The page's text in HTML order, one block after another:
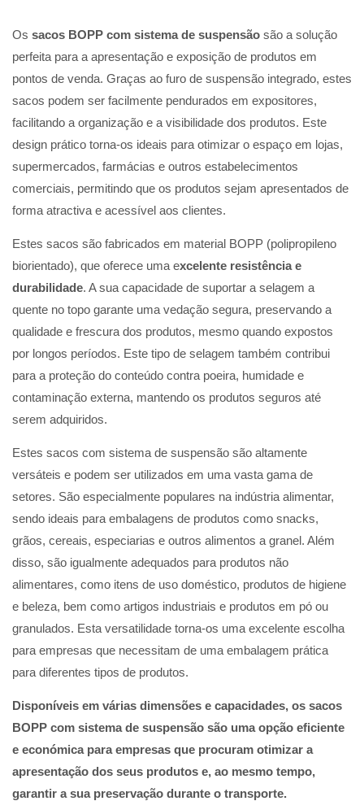
Os sacos BOPP com sistema de suspensão são a solução
perfeita para a apresentação e exposição de produtos em
pontos de venda. Graças ao furo de suspensão integrado, estes
sacos podem ser facilmente pendurados em expositores,
facilitando a organização e a visibilidade dos produtos. Este
design prático torna-os ideais para otimizar o espaço em lojas,
supermercados, farmácias e outros estabelecimentos
comerciais, permitindo que os produtos sejam apresentados de
forma atractiva e acessível aos clientes.
Estes sacos são fabricados em material BOPP (polipropileno
biorientado), que oferece uma excelente resistência e
durabilidade. A sua capacidade de suportar a selagem a
quente no topo garante uma vedação segura, preservando a
qualidade e frescura dos produtos, mesmo quando expostos
por longos períodos. Este tipo de selagem também contribui
para a proteção do conteúdo contra poeira, humidade e
contaminação externa, mantendo os produtos seguros até
serem adquiridos.
Estes sacos com sistema de suspensão são altamente
versáteis e podem ser utilizados em uma vasta gama de
setores. São especialmente populares na indústria alimentar,
sendo ideais para embalagens de produtos como snacks,
grãos, cereais, especiarias e outros alimentos a granel. Além
disso, são igualmente adequados para produtos não
alimentares, como itens de uso doméstico, produtos de higiene
e beleza, bem como artigos industriais e produtos em pó ou
granulados. Esta versatilidade torna-os uma excelente escolha
para empresas que necessitam de uma embalagem prática
para diferentes tipos de produtos.
Disponíveis em várias dimensões e capacidades, os sacos
BOPP com sistema de suspensão são uma opção eficiente
e económica para empresas que procuram otimizar a
apresentação dos seus produtos e, ao mesmo tempo,
garantir a sua preservação durante o transporte.